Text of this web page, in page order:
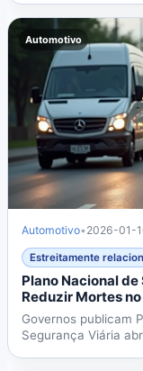
Automotivo
Automotivo• 2026-01-
Estreitamente
Plano Nacional
Reduzir Mortes
Governos publicam
Segurança Viária